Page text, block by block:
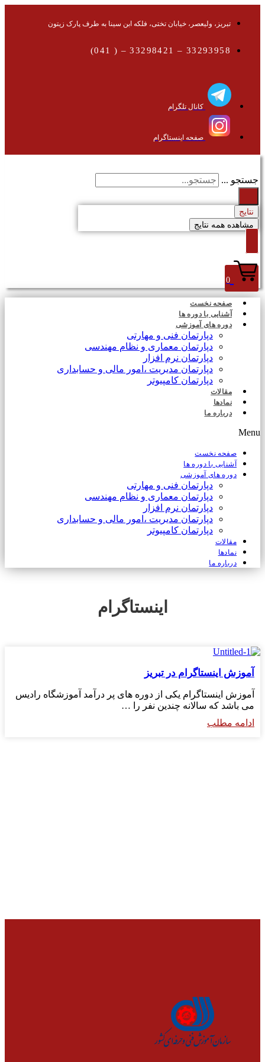
تبریز، ولیعصر، خیابان تختی، فلکه ابن سینا به طرف پارک زیتون
33293958 – 33298421 – ( 041)
کانال تلگرام
صفحه اینستاگرام
جستجو ...
نتایج
مشاهده همه نتایج
صفحه نخست
آشنایی با دوره ها
دوره های آموزشی
دپارتمان فنی و مهارتی
دپارتمان معماری و نظام مهندسی
دپارتمان نرم افزار
دپارتمان مدیریت ،امور مالی و حسابداری
دپارتمان کامپیوتر
مقالات
نمادها
درباره ما
Menu
صفحه نخست
آشنایی با دوره ها
دوره های آموزشی
دپارتمان فنی و مهارتی
دپارتمان معماری و نظام مهندسی
دپارتمان نرم افزار
دپارتمان مدیریت ،امور مالی و حسابداری
دپارتمان کامپیوتر
مقالات
نمادها
درباره ما
اینستاگرام
آموزش اینستاگرام در تبریز
آموزش اینستاگرام یکی از دوره های پر درآمد آموزشگاه رادیس
می باشد که سالانه چندین نفر را …
ادامه مطلب